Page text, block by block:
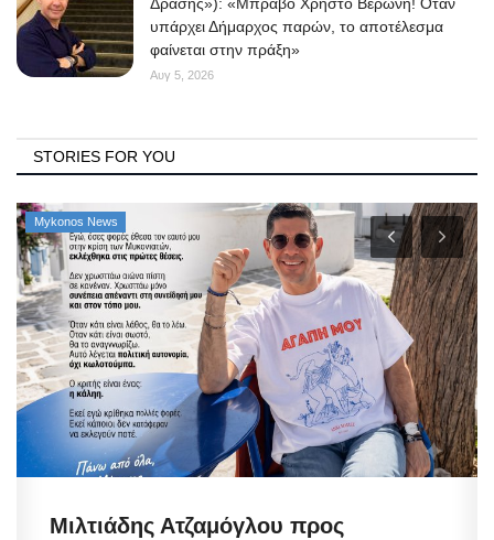
υπάρχει Δήμαρχος παρών, το αποτέλεσμα
φαίνεται στην πράξη»
Αυγ 5, 2026
STORIES FOR YOU
Mykonos News
Μιλτιάδης Ατζαμόγλου προς